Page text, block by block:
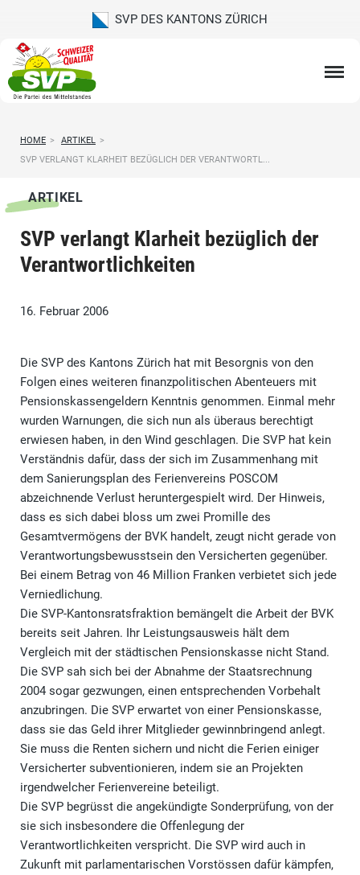
SVP DES KANTONS ZÜRICH
HOME > ARTIKEL >
SVP VERLANGT KLARHEIT BEZÜGLICH DER VERANTWORTL...
ARTIKEL
SVP verlangt Klarheit bezüglich der
Verantwortlichkeiten
16. Februar 2006
Die SVP des Kantons Zürich hat mit Besorgnis von den
Folgen eines weiteren finanzpolitischen Abenteuers mit
Pensionskassengeldern Kenntnis genommen. Einmal mehr
wurden Warnungen, die sich nun als überaus berechtigt
erwiesen haben, in den Wind geschlagen. Die SVP hat kein
Verständnis dafür, dass der sich im Zusammenhang mit
dem Sanierungsplan des Ferienvereins POSCOM
abzeichnende Verlust heruntergespielt wird. Der Hinweis,
dass es sich dabei bloss um zwei Promille des
Gesamtvermögens der BVK handelt, zeugt nicht gerade von
Verantwortungsbewusstsein den Versicherten gegenüber.
Bei einem Betrag von 46 Million Franken verbietet sich jede
Verniedlichung.
Die SVP-Kantonsratsfraktion bemängelt die Arbeit der BVK
bereits seit Jahren. Ihr Leistungsausweis hält dem
Vergleich mit der städtischen Pensionskasse nicht Stand.
Die SVP sah sich bei der Abnahme der Staatsrechnung
2004 sogar gezwungen, einen entsprechenden Vorbehalt
anzubringen. Die SVP erwartet von einer Pensionskasse,
dass sie das Geld ihrer Mitglieder gewinnbringend anlegt.
Sie muss die Renten sichern und nicht die Ferien einiger
Versicherter subventionieren, indem sie an Projekten
irgendwelcher Ferienvereine beteiligt.
Die SVP begrüsst die angekündigte Sonderprüfung, von der
sie sich insbesondere die Offenlegung der
Verantwortlichkeiten verspricht. Die SVP wird auch in
Zukunft mit parlamentarischen Vorstössen dafür kämpfen,